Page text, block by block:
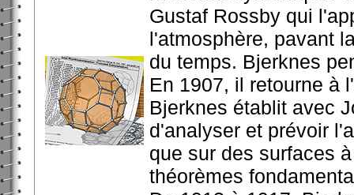
Gustaf Rossby qui
l'atmosphère, pavant
du temps. Bjerknes
En 1907, il retourne à
Bjerknes établit avec
d'analyser et prévoir
que sur des surfaces
théorèmes